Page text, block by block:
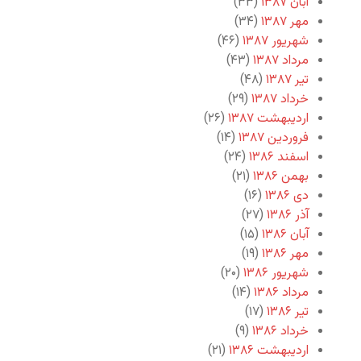
مهر ۱۳۸۷
(۳۴)
شهریور ۱۳۸۷
(۴۶)
مرداد ۱۳۸۷
(۴۳)
تیر ۱۳۸۷
(۴۸)
خرداد ۱۳۸۷
(۲۹)
اردیبهشت ۱۳۸۷
(۲۶)
فروردین ۱۳۸۷
(۱۴)
اسفند ۱۳۸۶
(۲۴)
بهمن ۱۳۸۶
(۲۱)
دی ۱۳۸۶
(۱۶)
آذر ۱۳۸۶
(۲۷)
آبان ۱۳۸۶
(۱۵)
مهر ۱۳۸۶
(۱۹)
شهریور ۱۳۸۶
(۲۰)
مرداد ۱۳۸۶
(۱۴)
تیر ۱۳۸۶
(۱۷)
خرداد ۱۳۸۶
(۹)
اردیبهشت ۱۳۸۶
(۲۱)